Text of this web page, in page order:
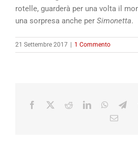
rotelle, guarderà per una volta il
una sorpresa anche per Simonetta.
21 Settembre 2017 1 Commento
Facebook RedditLinkedIn
Email